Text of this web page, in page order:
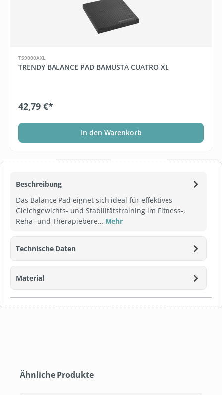
Beschreibung
Das Balance Pad eignet sich ideal für effektives
Gleichgewichts- und Stabilitätstraining im Fitness-,
Reha- und Therapiebere… Mehr
Technische Daten
Material
TS9000AXL
TRENDY BALANCE PAD BAMUSTA CUATRO XL
42,79 €*
In den Warenkorb
Produktgalerie überspringen
Ähnliche Produkte